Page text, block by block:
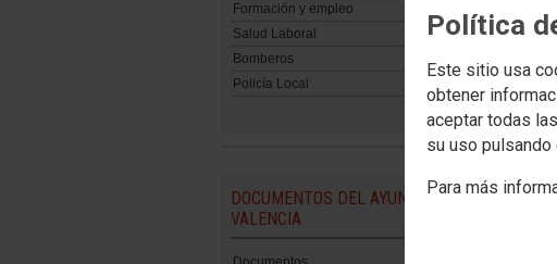
Política
Este sitio usa
obtener
aceptar todas
su uso
Para más
Formación y empleo
Salud Laboral
Bomberos
Policía Local
DOCUMENTOS DEL AYUNTAMIENTO DE
VALENCIA